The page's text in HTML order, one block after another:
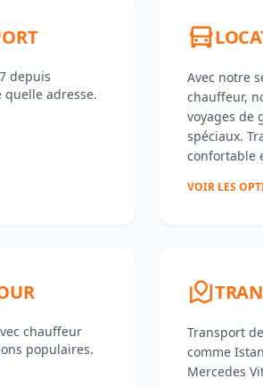
depuis
adresse.
Avec notre
chauffeur,
voyages de
spéciaux.
confortable
VOIR LES
chauffeur
populaires.
Transport
comme
Mercedes